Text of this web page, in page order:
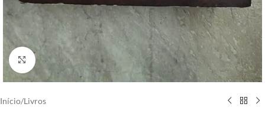
Clique para ampliar
Início/Livros